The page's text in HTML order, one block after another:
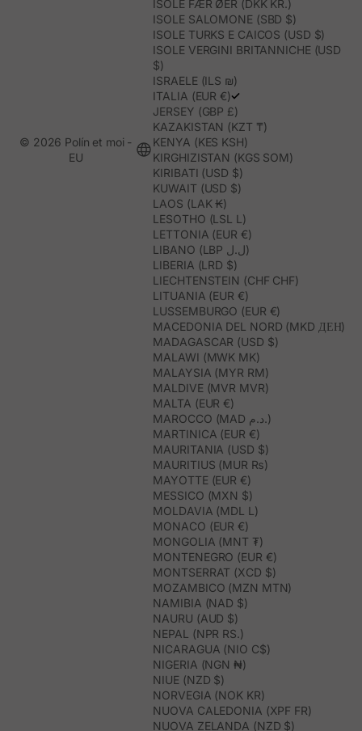
ISOLE FÆR ØER (DKK KR.)
ISOLE SALOMONE (SBD $)
ISOLE TURKS E CAICOS (USD $)
ISOLE VERGINI BRITANNICHE (USD
$)
ISRAELE (ILS ₪)
ITALIA (EUR €)
JERSEY (GBP £)
KAZAKISTAN (KZT ₸)
KENYA (KES KSH)
KIRGHIZISTAN (KGS SOM)
KIRIBATI (USD $)
KUWAIT (USD $)
LAOS (LAK ₭)
LESOTHO (LSL L)
LETTONIA (EUR €)
LIBANO (LBP ل.ل)
LIBERIA (LRD $)
LIECHTENSTEIN (CHF CHF)
LITUANIA (EUR €)
LUSSEMBURGO (EUR €)
MACEDONIA DEL NORD (MKD ДЕН)
MADAGASCAR (USD $)
MALAWI (MWK MK)
MALAYSIA (MYR RM)
MALDIVE (MVR MVR)
MALTA (EUR €)
MAROCCO (MAD د.م.)
MARTINICA (EUR €)
MAURITANIA (USD $)
MAURITIUS (MUR ₨)
MAYOTTE (EUR €)
MESSICO (MXN $)
MOLDAVIA (MDL L)
MONACO (EUR €)
MONGOLIA (MNT ₮)
MONTENEGRO (EUR €)
MONTSERRAT (XCD $)
MOZAMBICO (MZN MTN)
NAMIBIA (NAD $)
NAURU (AUD $)
NEPAL (NPR RS.)
NICARAGUA (NIO C$)
NIGERIA (NGN ₦)
NIUE (NZD $)
NORVEGIA (NOK KR)
NUOVA CALEDONIA (XPF FR)
NUOVA ZELANDA (NZD $)
© 2026 Polín et moi -
EU